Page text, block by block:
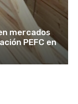
mercados
PEFC en